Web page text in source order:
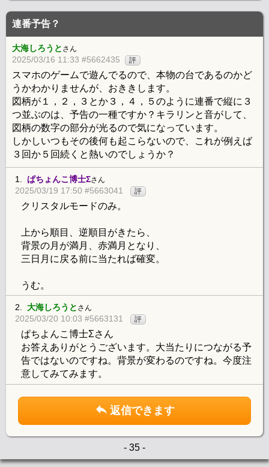
連番予告？
大海しろうと さん
2025/03/16 11:33 #5662435 評
スマホのゲームで遊んでるので、本物の台であるのかど
うかわかりませんが、おききします。
図柄が１，２，３とか３，４，５のように連番で縦に３
つ並ぶのは、予告の一種ですか？キラリンと音がして、
図柄の数字の部分が光るので気になっています。
しかしいつもその後何も起こらないので、これが例えば
３回か５回続くと熱いのでしょうか？
1. ぱちょんこ博士Σさん
2025/03/19 17:50 #5663041 評
クリスタルモードのみ。
上から順目、逆順目がきたら、
背景の月が満月、赤満月となり、
三日月に戻る前に当たれば確変。
うむ。
2. 大海しろうと さん
2025/03/20 10:03 #5663131 評
ぱちよんこ博士Σさん
お答えありがとうございます。大当たりにつながる予
告ではないのですね。背景が変わるのですね。今度注
意してみてみます。
返信できます
- 35 -